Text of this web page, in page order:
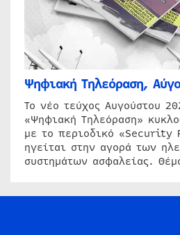
Ψηφιακή Τηλεόραση,
Το νέο τεύχος Αυγούστου
«Ψηφιακή Τηλεόραση»
με το περιοδικό «Security
ηγείται στην αγορά των
συστημάτων ασφαλείας.